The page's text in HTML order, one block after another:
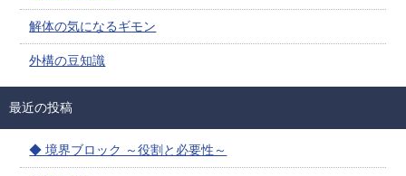
解体の気になるギモン
外構の豆知識
最近の投稿
◆ 境界ブロック ～役割と必要性～